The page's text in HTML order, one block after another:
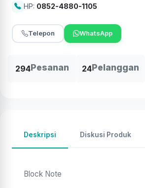
HP: 0852-4880-1105
Telepon WhatsApp
294Pesanan 24Pelanggan
Deskripsi Diskusi Produk
Block Note